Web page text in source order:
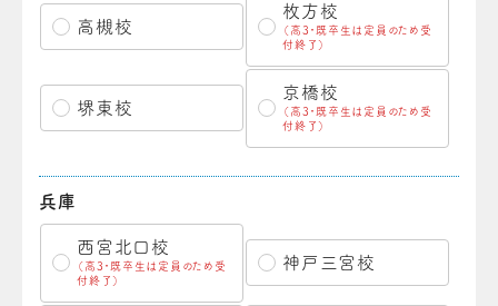
高槻校
枚方校
（高3・既卒生は定員のため受
付終了）
堺東校
京橋校
（高3・既卒生は定員のため受
付終了）
兵庫
西宮北口校
（高3・既卒生は定員のため受
付終了）
神戸三宮校